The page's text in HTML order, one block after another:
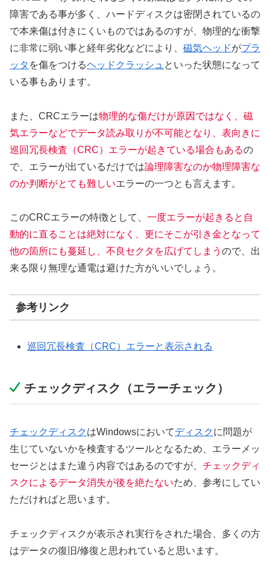
障害である事が多く、ハードディスクは密閉されているの
で本来傷は付きにくいものではあるのすが、物理的な衝撃
に非常に弱い事と経年劣化などにより、 磁気ヘッドがプラ
ッタ を傷をつけるヘッドクラッシュ といった状態になって
いる事もあります。
また、CRCエラーは物理的な傷だけが原因ではなく、磁
気エラーなどでデータ読み取りが不可能となり、表向きに
巡回冗長検査（CRC）エラーが起きている場合もあるの
で、エラーが出ているだけでは論理障害なのか物理障害な
のか判断がとても難しいエラーの一つとも言えます。
このCRCエラーの特徴として、 一度エラーが起きると自
動的に直ることは絶対になく、更にそこが引き金となって
他の箇所にも蔓延し、不良セクタを広げてしまう ので、出
来る限り無理な通電は避けた方がいいでしょう。
参考リンク
巡回冗長検査（CRC）エラーと表示される
チェックディスク（エラーチェック）
チェックディスクはWindowsにおいてディスクに問題が
生じていないかを検査するツールとなるため、エラーメッ
セージとはまた違う内容ではあるのですが、 チェックディ
スクによるデータ消失が後を絶たないため、参考にしてい
ただければと思います。
チェックディスクが表示され実行をされた場合、多くの方
はデータの復旧/修復と思われていると思います。